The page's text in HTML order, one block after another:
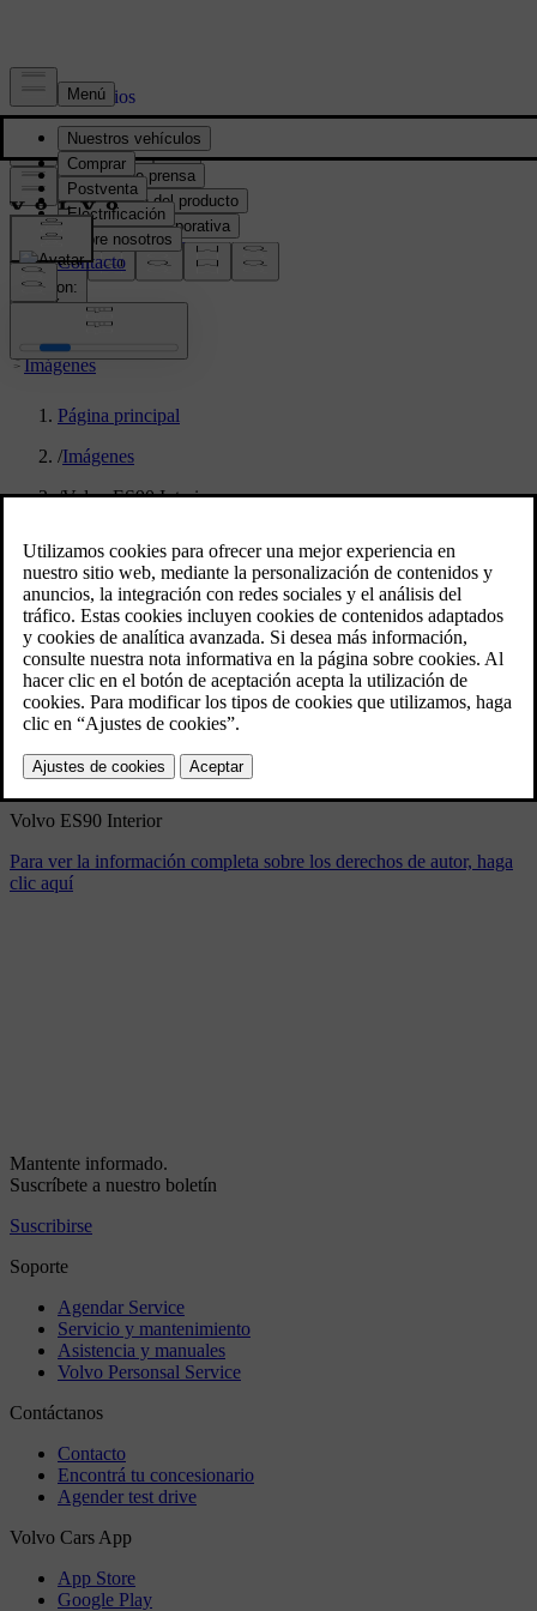
Prensa y Medios
Material de prensa
Información del producto
Información corporativa
Contacto de medios
location:
PY
Imágenes
Página principal
/Imágenes
/Volvo ES90 Interior
Volvo ES90 Interior
3/5/2025
Marcador
Compartir
Descargar
Volvo ES90 Interior
Para ver la información completa sobre los derechos de autor, haga
clic aquí